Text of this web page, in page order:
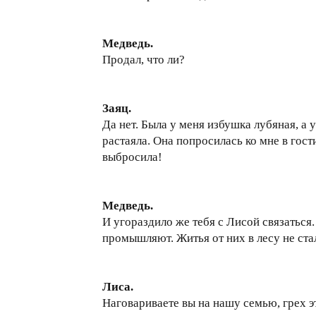
Медведь.
Продал, что ли?
Заяц.
Да нет. Была у меня избушка лубяная,
растаяла. Она попросилась ко мне в
выбросила!
Медведь.
И угораздило же тебя с Лисой
промышляют. Житья от них в лесу не
Лиса.
Наговариваете вы на нашу семью, грех